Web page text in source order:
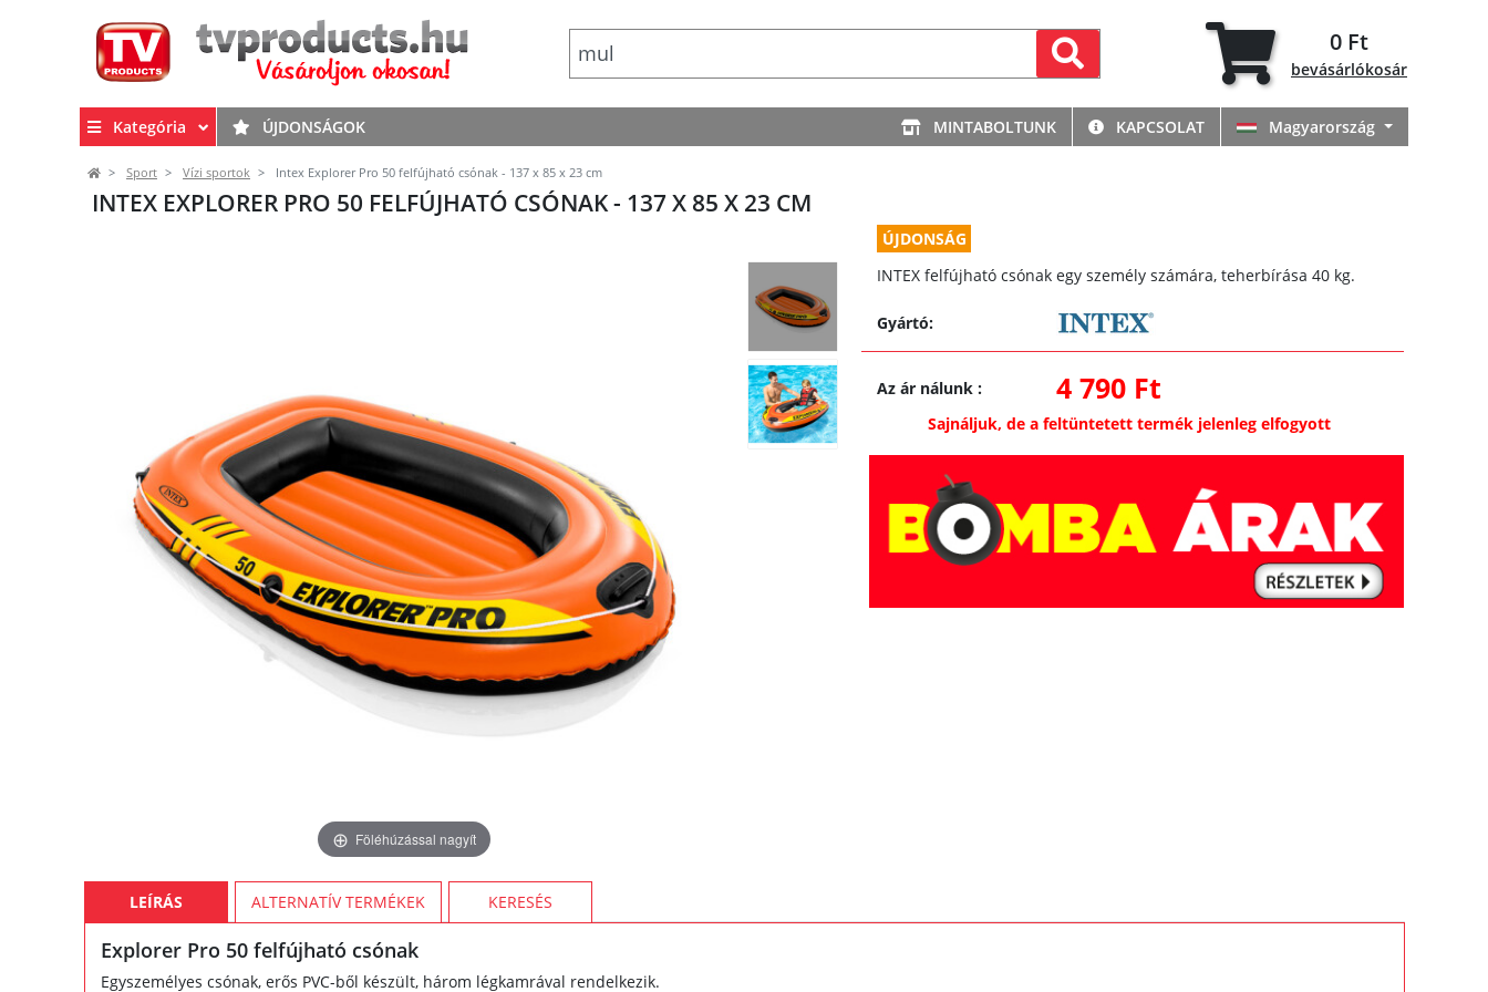
0 Ft
bevásárlókosár
Kategória ÚJDONSÁGOK MINTABOLTUNK KAPCSOLAT Magyarország
Sport Vízi sportok Intex Explorer Pro 50 felfújható csónak - 137 x 85 x 23 cm
INTEX EXPLORER PRO 50 FELFÚJHATÓ CSÓNAK - 137 X 85 X 23 CM
Föléhúzással nagyít
ÚJDONSÁG
INTEX felfújható csónak egy személy számára, teherbírása 40 kg.
Gyártó:
Az ár nálunk: 4 790 Ft
Sajnáljuk, de a feltüntetett termék jelenleg elfogyott
LEÍRÁS ALTERNATÍV TERMÉKEK KERESÉS
Explorer Pro 50 felfújható csónak
Egyszemélyes csónak, erős PVC-ből készült, három légkamrával rendelkezik.